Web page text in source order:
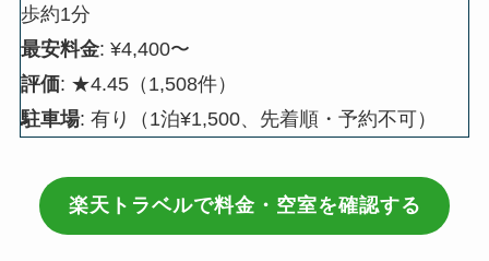
歩約1分
最安料金: ¥4,400〜
評価: ★4.45（1,508件）
駐車場: 有り（1泊¥1,500、先着順・予約不可）
楽天トラベルで料金・空室を確認する